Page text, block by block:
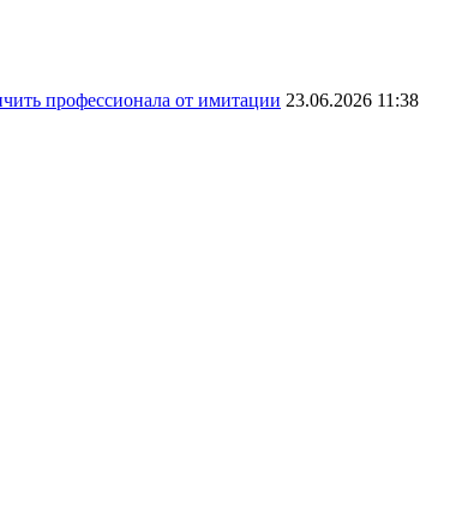
профессионала от имитации 23.06.2026 11:38